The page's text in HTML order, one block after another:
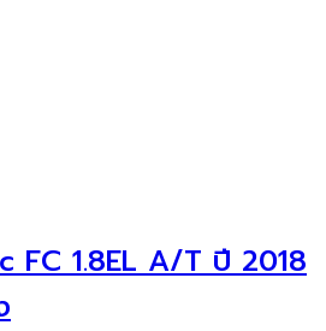
FC 1.8EL A/T ปี 2018